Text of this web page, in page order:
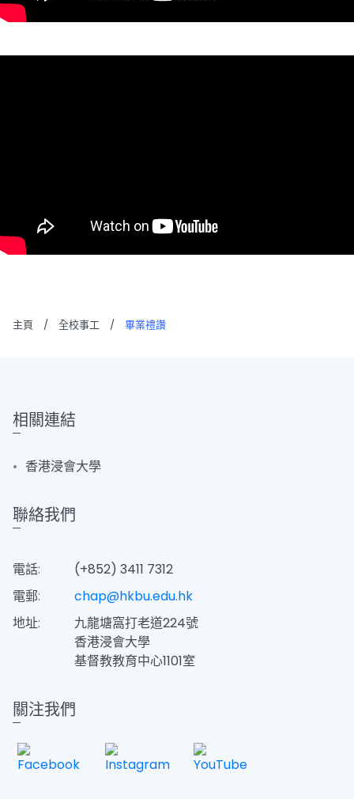
主頁 / 全校事工 / 畢業禮讚
相關連結
香港浸會大學
聯絡我們
電話:
(+852) 3411 7312
電郵:
chap@hkbu.edu.hk
地址:
九龍塘窩打老道224號
香港浸會大學
​基督教教育中心1101室
關注我們